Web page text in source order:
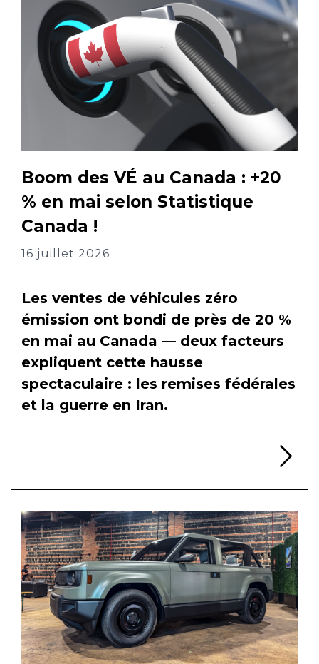
Boom des VÉ au Canada : +20
% en mai selon Statistique
Canada !
16 juillet 2026
Les ventes de véhicules zéro
émission ont bondi de près de 20 %
en mai au Canada — deux facteurs
expliquent cette hausse
spectaculaire : les remises fédérales
et la guerre en Iran.